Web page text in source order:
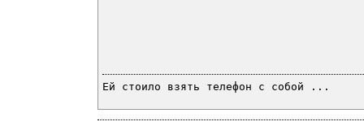
Ей стоило взять телефон с собой ...